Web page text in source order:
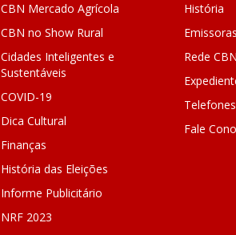
CBN Mercado Agrícola
CBN no Show Rural
Cidades Inteligentes e
Sustentáveis
COVID-19
Dica Cultural
Finanças
História das Eleições
Informe Publicitário
NRF 2023
História
Rede CBN
Fale